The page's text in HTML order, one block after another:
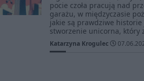
pocie czoła pracują nad
garażu, w międzyczasie
jakie są prawdziwe
stworzenie unicorna, który
Katarzyna Krogulec